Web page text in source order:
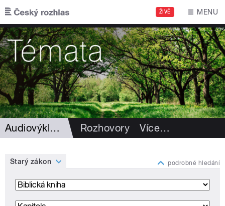
Přejít k hlavnímu obsahu
ŽIVĚ MENU
Audiovýklad Bible Rozhovory Více…
Starý zákon podrobné hledání